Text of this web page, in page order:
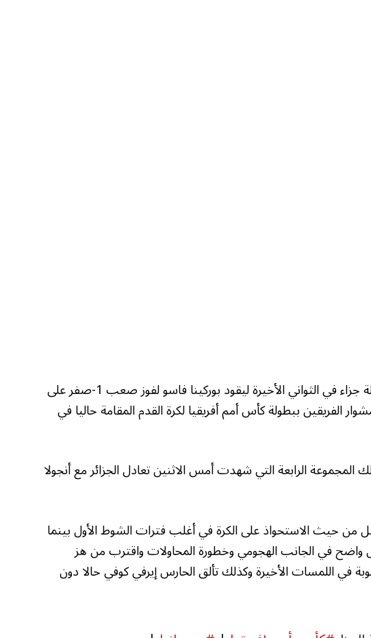
سجل برتران تراوري هدفا من ركلة جزاء في الثواني الأخيرة ليقود بوركينا فاسو لفوز صعب 1-صفر على
مشوار الفريقين ببطولة كأس أمم أفريقيا لكرة القدم المقامة حاليا في
الرابعة التي شهدت أمس الاثنين تعادل الجزائر مع أنجولا
من حيث الاستحواذ على الكرة في أغلب فترات الشوط الأول بينما
واضح في الجانب الهجومي وخطورة المحاولات واقترب من هز
في اللمسات الأخيرة وكذلك تألق الحارس إيرفي كوفي حالا دون